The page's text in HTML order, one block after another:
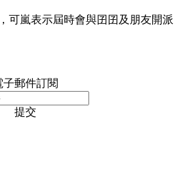
可嵐表示屆時會與囝囝及朋友開派
子郵件訂閱
提交